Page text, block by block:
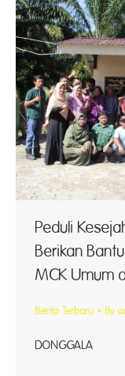
Peduli
Berikan
MCK Umum
Berita Terbaru By
DONGGALA